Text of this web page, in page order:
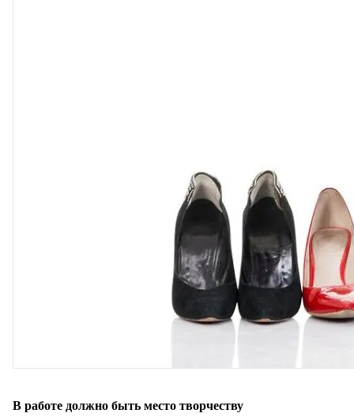
В работе должно быть место творчеству